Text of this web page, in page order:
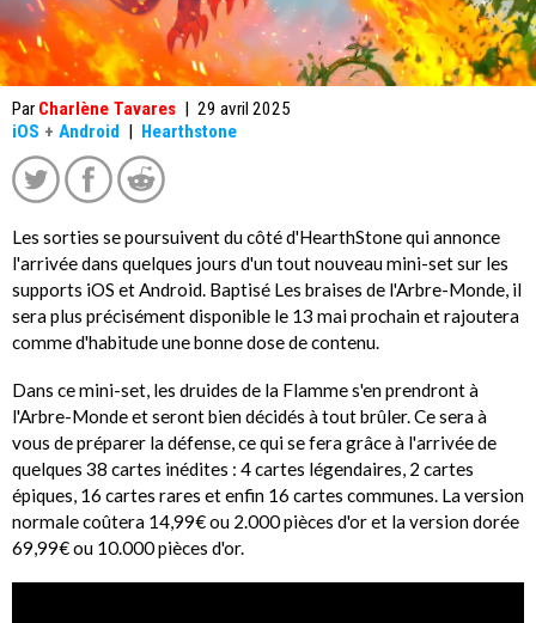
Par Charlène Tavares | 29 avril 2025
iOS + Android | Hearthstone
Les sorties se poursuivent du côté d'HearthStone qui annonce
l'arrivée dans quelques jours d'un tout nouveau mini-set sur les
supports iOS et Android. Baptisé Les braises de l'Arbre-Monde, il
sera plus précisément disponible le 13 mai prochain et rajoutera
comme d'habitude une bonne dose de contenu.
Dans ce mini-set, les druides de la Flamme s'en prendront à
l'Arbre-Monde et seront bien décidés à tout brûler. Ce sera à
vous de préparer la défense, ce qui se fera grâce à l'arrivée de
quelques 38 cartes inédites : 4 cartes légendaires, 2 cartes
épiques, 16 cartes rares et enfin 16 cartes communes. La version
normale coûtera 14,99€ ou 2.000 pièces d'or et la version dorée
69,99€ ou 10.000 pièces d'or.